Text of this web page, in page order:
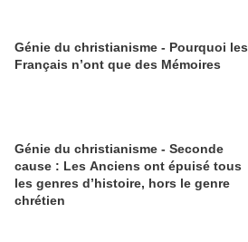
Génie du christianisme - Pourquoi les
Français n’ont que des Mémoires
Génie du christianisme - Seconde
cause : Les Anciens ont épuisé tous
les genres d’histoire, hors le genre
chrétien